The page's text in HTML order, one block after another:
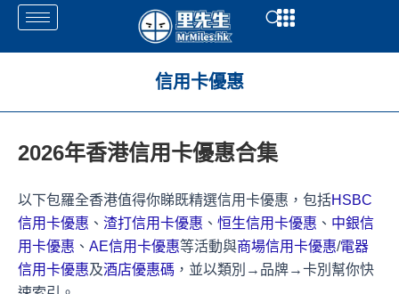
Skip
content
Open
信用卡優惠
2026年香港信用卡優惠合集
以下包羅全香港值得你睇既精選信用卡優惠，包括HSBC
信用卡優惠 、 渣打信用卡優惠 、 恒生信用卡優惠 、 中銀信
用卡優惠 、 AE信用卡優惠等活動與商場信用卡優惠/電器
信用卡優惠及酒店優惠碼 ，並以類別→品牌→卡別幫你快